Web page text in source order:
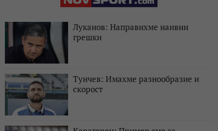
Луканов: Направихме наивни
грешки
Тунчев: Имахме разнообразие и
скорост